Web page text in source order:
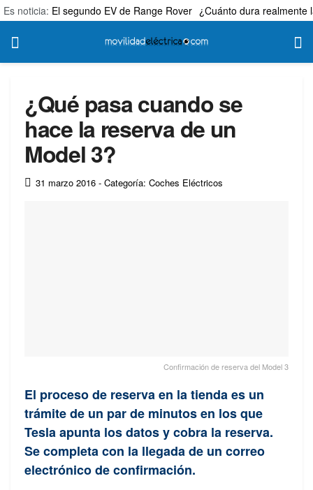
Es noticia: El segundo EV de Range Rover ¿Cuánto dura realmente
¿Qué pasa cuando se
hace la reserva de un
Model 3?
31 marzo 2016 - Categoría: Coches Eléctricos
Confirmación de reserva del Model 3
El proceso de reserva en la tienda es un
trámite de un par de minutos en los que
Tesla apunta los datos y cobra la reserva.
Se completa con la llegada de un correo
electrónico de confirmación.